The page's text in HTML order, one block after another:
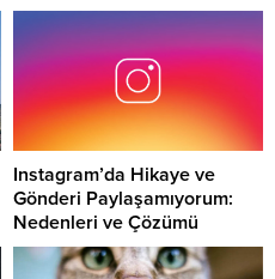
Instagram’da Hikaye ve
Gönderi Paylaşamıyorum:
Nedenleri ve Çözümü